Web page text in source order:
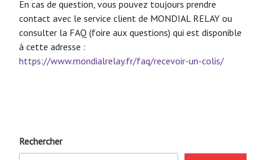
En cas de question, vous pouvez toujours prendre
contact avec le service client de MONDIAL RELAY ou
consulter la FAQ (foire aux questions) qui est disponible
à cette adresse :
https://www.mondialrelay.fr/faq/recevoir-un-colis/
Rechercher